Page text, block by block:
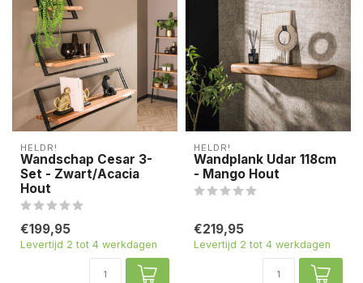
HELDR!
Wandschap Cesar 3-
Set - Zwart/Acacia
Hout
€199,95
Levertijd 2 tot 4 werkdagen
HELDR!
Wandplank Udar 118cm
- Mango Hout
€219,95
Levertijd 2 tot 4 werkdagen